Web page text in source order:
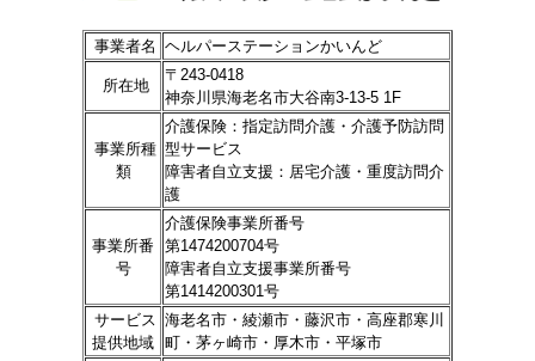
事業者名 ヘルパーステーションかいんど
所在地
〒243-0418
神奈川県海老名市大谷南3-13-5 1F
事業所種
類
介護保険： 指定訪問介護・介護予防訪問
型サービス
障害者自立支援： 居宅介護・ 重度訪問介
護
事業所番
号
介護保険事業所番号
第1474200704号
障害者自立支援事業所番号
第1414200301号
サービス
提供地域
海老名市・綾瀬市・藤沢市・高座郡寒川
町・茅ヶ崎市・厚木市・平塚市